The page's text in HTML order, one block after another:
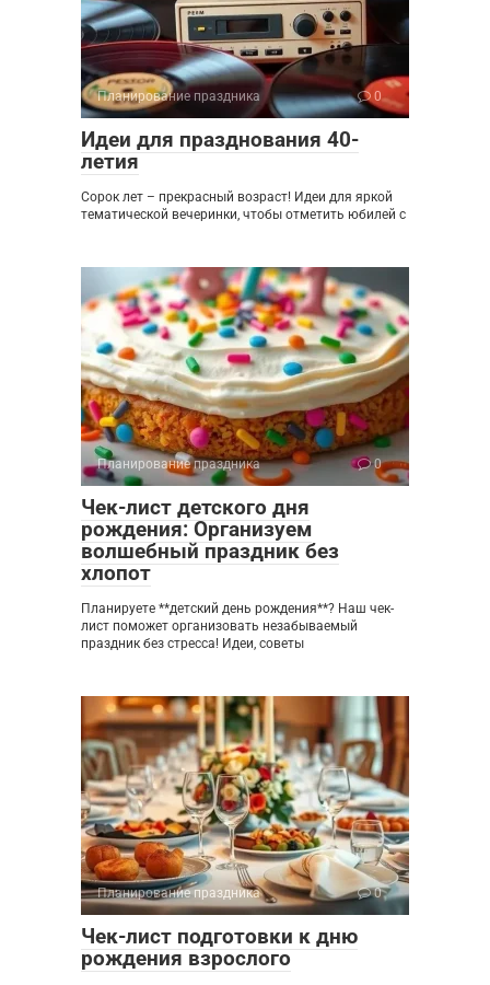
Планирование праздника 0
Идеи для празднования 40-
летия
Сорок лет – прекрасный возраст! Идеи для яркой
тематической вечеринки, чтобы отметить юбилей с
Планирование праздника 0
Чек-лист детского дня
рождения: Организуем
волшебный праздник без
хлопот
Планируете **детский день рождения**? Наш чек-
лист поможет организовать незабываемый
праздник без стресса! Идеи, советы
Планирование праздника 0
Чек-лист подготовки к дню
рождения взрослого